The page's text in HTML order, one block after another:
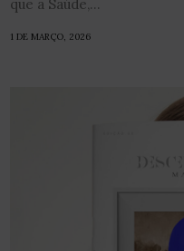
que a Saúde,...
1 DE MARÇO, 2026